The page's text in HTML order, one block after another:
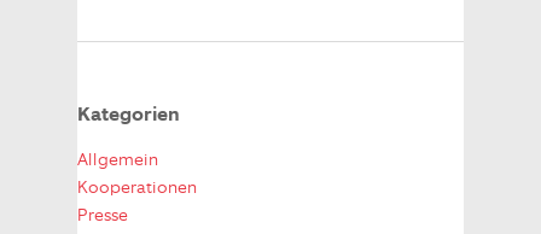
Kategorien
Allgemein
Kooperationen
Presse